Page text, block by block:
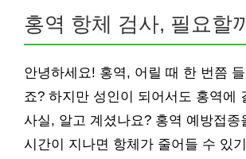
홍역 항체 검사, 필요할
안녕하세요! 홍역, 어릴 때 한 번쯤
죠? 하지만 성인이 되어서도 홍역에
사실, 알고 계셨나요? 홍역 예방접종
시간이 지나면 항체가 줄어들 수 있